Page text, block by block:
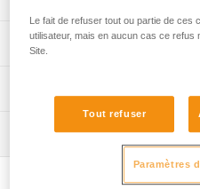
Construction simple pour
SIT, FALCON, FALCON
Spécifications techniques
Spécifications référence(s)
Télécharger le pdf
Conseils pour l'entretien de
Télécharger le pdf
Inspection
Le fait de refuser tout ou partie de ces
utilisateur, mais en aucun cas ce refus
Site.
Tout refuser
Paramètres